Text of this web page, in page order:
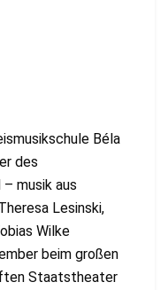
Béla
des
musik aus
Lesinski,
Wilke
beim großen
Staatstheater